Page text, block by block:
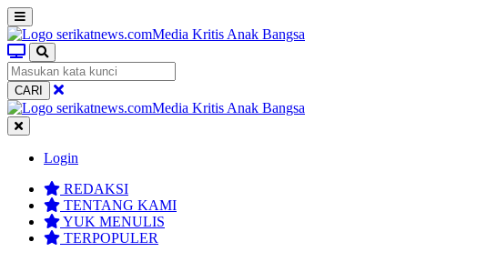
CARI
Login
REDAKSI
TENTANG KAMI
YUK MENULIS
TERPOPULER